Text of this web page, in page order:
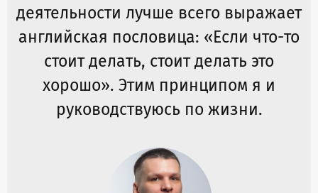
деятельности лучше всего выражает
английская пословица: «Если что-то
стоит делать, стоит делать это
хорошо». Этим принципом я и
руководствуюсь по жизни.